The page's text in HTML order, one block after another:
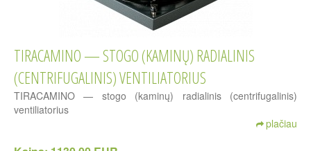
TIRACAMINO — STOGO (KAMINŲ) RADIALINIS
(CENTRIFUGALINIS) VENTILIATORIUS
TIRACAMINO — stogo (kaminų) radialinis (centrifugalinis)
ventiliatorius
plačiau